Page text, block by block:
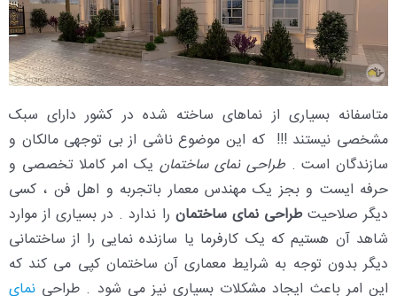
متاسفانه بسیاری از نماهای ساخته شده در کشور دارای سبک
مشخصی نیستند !!! که این موضوع ناشی از بی توجهی مالکان و
سازندگان است .طراحی نمای ساختمان یک امر کاملا تخصصی و
حرفه ایست و بجز یک مهندس معمار باتجربه و اهل فن ، کسی
دیگر صلاحیتطراحی نمای ساختمان را ندارد . در بسیاری از موارد
شاهد آن هستیم که یک کارفرما یا سازنده نمایی را از ساختمانی
دیگر بدون توجه به شرایط معماری آن ساختمان کپی می کند که
این امر باعث ایجاد مشکلات بسیاری نیز می شود . طراحی نمای